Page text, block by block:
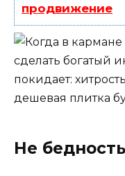
продвижение
Не